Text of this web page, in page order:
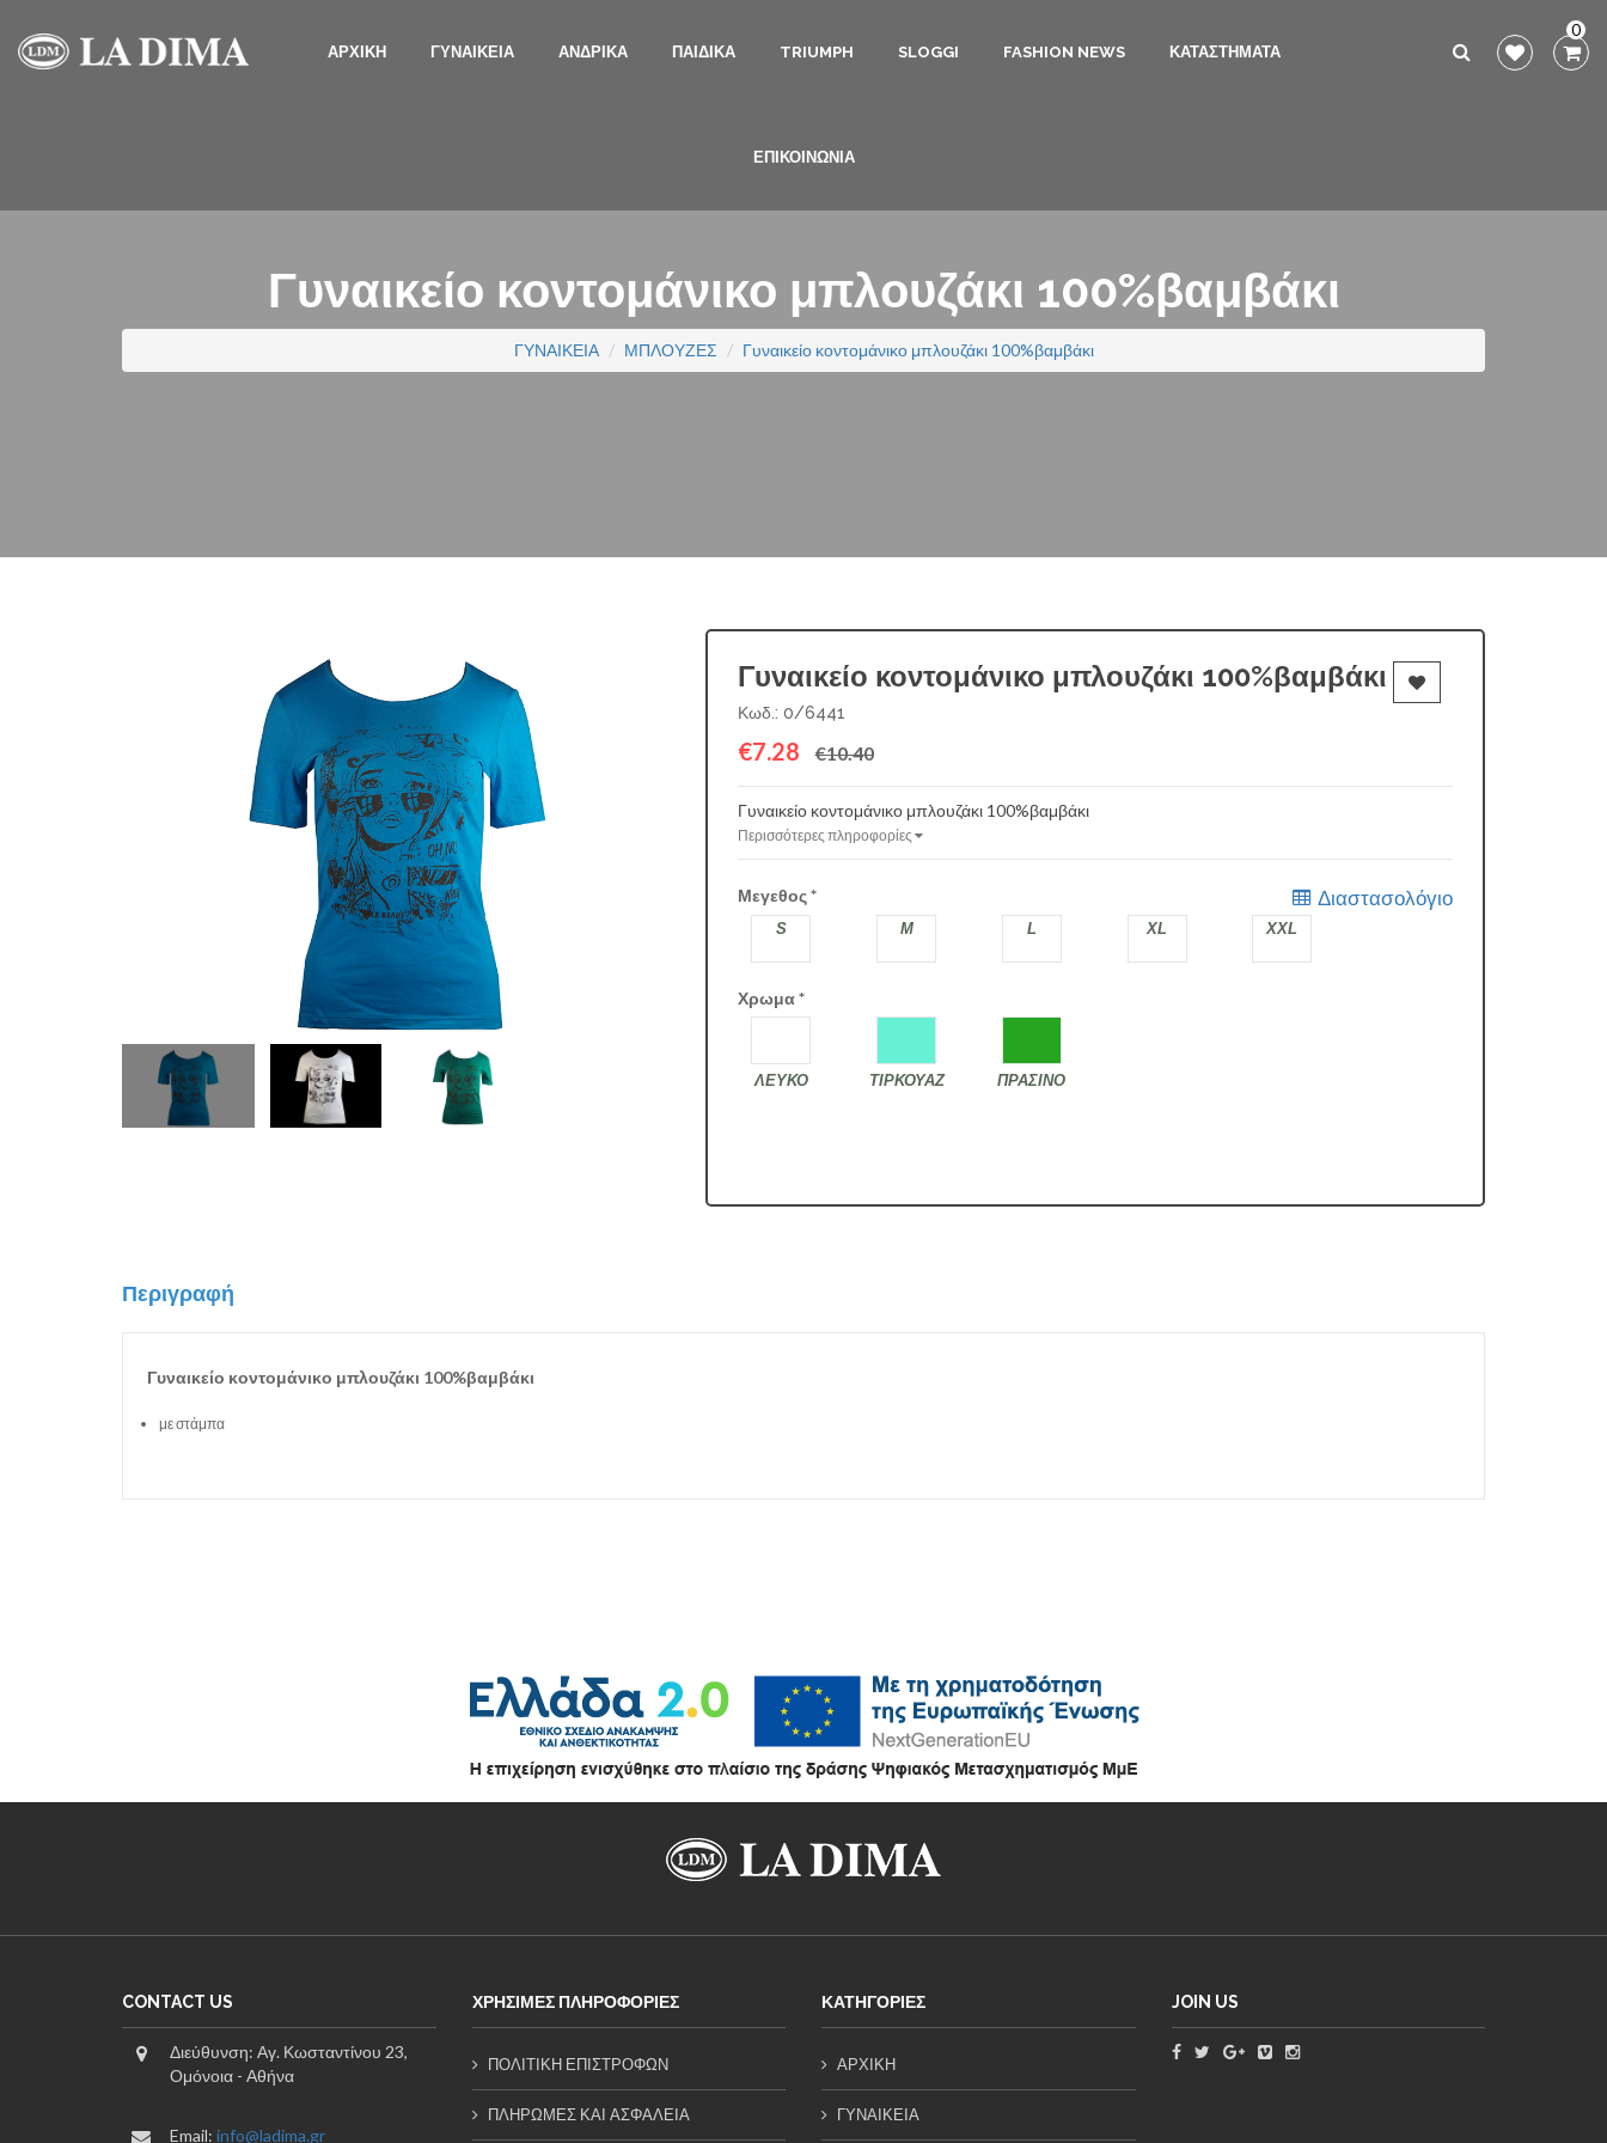
ΑΡΧΙΚΗ ΓΥΝΑΙΚΕΙΑ ΑΝΔΡΙΚΑ ΠΑΙΔΙΚΑ TRIUMPH SLOGGI FASHION NEWS ΚΑΤΑΣΤΗΜΑΤΑ
ΕΠΙΚΟΙΝΩΝΙΑ
0
Γυναικείο κοντομάνικο μπλουζάκι 100%βαμβάκι
ΓΥΝΑΙΚΕΙΑ ΜΠΛΟΥΖΕΣ Γυναικείο κοντομάνικο μπλουζάκι 100%βαμβάκι
Γυναικείο κοντομάνικο μπλουζάκι 100%βαμβάκι
Κωδ.: 0/6441
€7.28 €10.40
Γυναικείο κοντομάνικο μπλουζάκι 100%βαμβάκι
Περισσότερες πληροφορίες
Διαστασολόγιο
Μεγεθος*
S M L XL XXL
Χρωμα*
ΛΕΥΚΟ ΤΙΡΚΟΥΑΖ ΠΡΑΣΙΝΟ
Περιγραφή
Γυναικείο κοντομάνικο μπλουζάκι 100%βαμβάκι
με στάμπα
CONTACT US
Διεύθυνση: Αγ. Κωσταντίνου 23,
Ομόνοια - Αθήνα
Email: info@ladima.gr
ΧΡΗΣΙΜΕΣ ΠΛΗΡΟΦΟΡΙΕΣ
ΠΟΛΙΤΙΚΗ ΕΠΙΣΤΡΟΦΩΝ
ΠΛΗΡΩΜΕΣ ΚΑΙ ΑΣΦΑΛΕΙΑ
ΚΑΤΗΓΟΡΙΕΣ
ΑΡΧΙΚΗ
ΓΥΝΑΙΚΕΙΑ
JOIN US